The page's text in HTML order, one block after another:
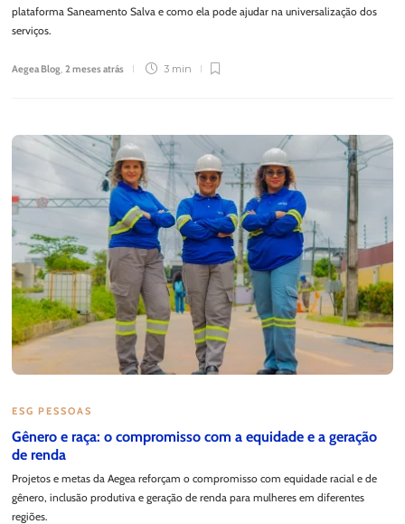
plataforma Saneamento Salva e como ela pode ajudar na universalização dos
serviços.
Aegea Blog ,2 meses atrás 3 min
ESG PESSOAS
Gênero e raça: o compromisso com a equidade e a geração
de renda
Projetos e metas da Aegea reforçam o compromisso com equidade racial e de
gênero, inclusão produtiva e geração de renda para mulheres em diferentes
regiões.